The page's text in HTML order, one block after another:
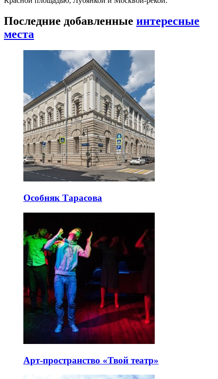
Последние добавленные интересные
места
Особняк Тарасова
Арт-пространство «Твой театр»